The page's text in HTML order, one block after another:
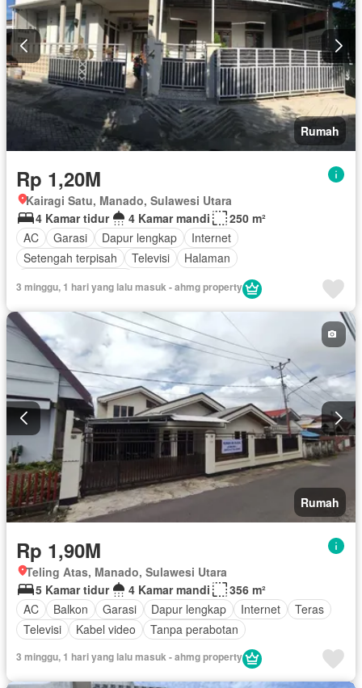
Rumah
Rp 1,20M
Kairagi Satu, Manado, Sulawesi Utara
4 Kamar tidur
4 Kamar mandi
250 m²
AC
Garasi Dapur lengkap
Internet
Setengah terpisah
Televisi
Halaman
3 minggu, 1 hari yang lalu masuk - ahmg property
Rumah
Rp 1,90M
Teling Atas, Manado, Sulawesi Utara
5 Kamar tidur
4 Kamar mandi
356 m²
AC
Balkon Garasi Dapur lengkap Internet
Teras
Televisi
Kabel video Tanpa perabotan
3 minggu, 1 hari yang lalu masuk - ahmg property